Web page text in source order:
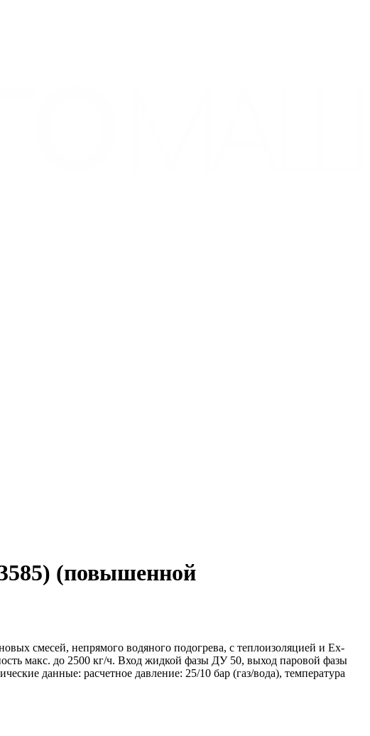
(повышенной
смесей, непрямого водяного подогрева, с теплоизоляцией и Еx-
макс. до 2500 кг/ч. Вход жидкой фазы ДУ 50, выход паровой фазы
данные: расчетное давление: 25/10 бар (газ/вода), температура